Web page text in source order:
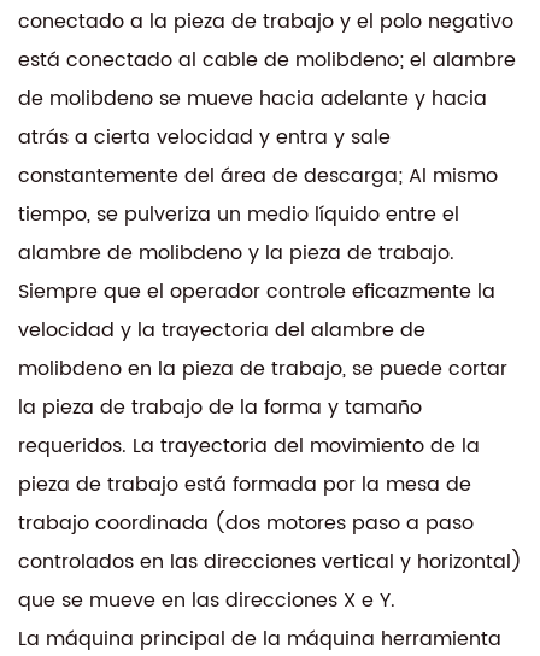
conectado a la pieza de trabajo y el polo negativo
está conectado al cable de molibdeno; el alambre
de molibdeno se mueve hacia adelante y hacia
atrás a cierta velocidad y entra y sale
constantemente del área de descarga; Al mismo
tiempo, se pulveriza un medio líquido entre el
alambre de molibdeno y la pieza de trabajo.
Siempre que el operador controle eficazmente la
velocidad y la trayectoria del alambre de
molibdeno en la pieza de trabajo, se puede cortar
la pieza de trabajo de la forma y tamaño
requeridos. La trayectoria del movimiento de la
pieza de trabajo está formada por la mesa de
trabajo coordinada (dos motores paso a paso
controlados en las direcciones vertical y horizontal)
que se mueve en las direcciones X e Y.
La máquina principal de la máquina herramienta